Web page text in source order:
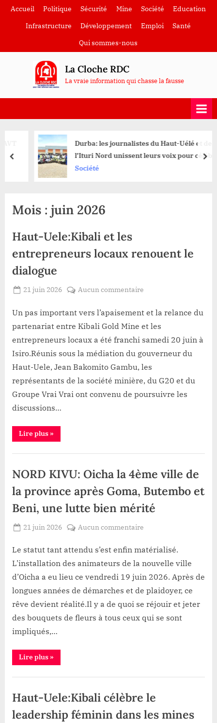
SkipAccueil Politique Sécurité Mine Société
Education
Infrastructure
Développement Emploi
Santé
Qui sommes-nous
La Cloche RDC
La vraie information qui chasse la fausse
Durba: les journalistes du Haut-Uélé et de
l’Ituri Nord unissent leurs voix pour célébrer
la liberté de la presse
Société
prev
Mois : juin 2026
Haut-Uele:Kibali et les
entrepreneurs locaux renouent le
dialogue
Posted
21 juin 2026
VYAVU
Aucun commentaire
Uele:Kibali
et
entrepreneurs
locaux
renouent
le
dialogue
Un pas important vers l’apaisement et la relance du
partenariat entre Kibali Gold Mine et les
entrepreneurs locaux a été franchi samedi 20 juin à
Isiro.Réunis sous la médiation du gouverneur du
Haut-Uele, Jean Bakomito Gambu, les
représentants de la société minière, du G20 et du
Groupe Vrai Vrai ont convenu de poursuivre les
discussions…
Lire plus“Haut-
les
renouent
le
dialogue”
»
,
Société
NORD KIVU: Oicha la 4ème ville de
la province après Goma, Butembo et
Beni, une lutte bien mérité
Posted
21 juin 2026
VYAVU
Aucun commentaire
KIVU:
Oicha
4ème
ville
de
la
une
bien
Le statut tant attendu s’est enfin matérialisé.
L’installation des animateurs de la nouvelle ville
d’Oicha a eu lieu ce vendredi 19 juin 2026. Après de
longues années de démarches et de plaidoyer, ce
rêve devient réalité.Il y a de quoi se réjouir et jeter
des bouquets de fleurs à tous ceux qui se sont
impliqués,…
Lire plus“NORD
KIVU:
la
de
la
province
après
»
Haut-Uele:Kibali célèbre le
leadership féminin dans les mines